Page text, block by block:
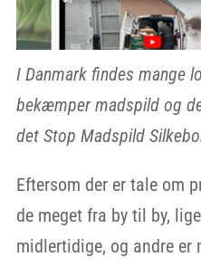
I Danmark findes mange
bekæmper madspild og
det Stop Madspild
Eftersom der er tale om
de meget fra by til by,
midlertidige, og andre er